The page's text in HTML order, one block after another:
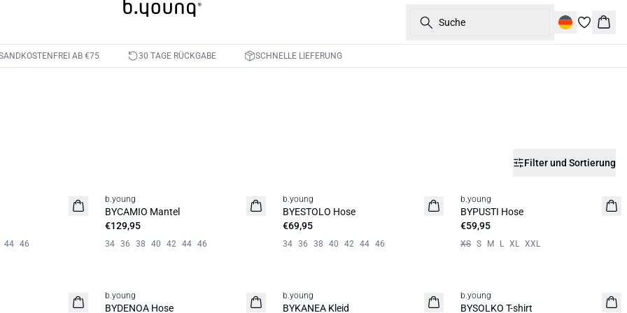
Suche
AB €75 30 TAGE RÜCKGABE SCHNELLE LIEFERUNG
Filter und Sortierung
44 46
Neuheit
b.young
BYCAMIO Mantel
€129,95
34 36 38 40 42 44 46
Neuheit
b.young
BYESTOLO Hose
€69,95
34 36 38 40 42 44 46
Neuheit
b.young
BYPUSTI Hose
€59,95
XS S M L XL XXL
Neuheit
b.young
BYDENOA Hose
Neuheit
b.young
BYKANEA Kleid
Neuheit
b.young
BYSOLKO T-shirt